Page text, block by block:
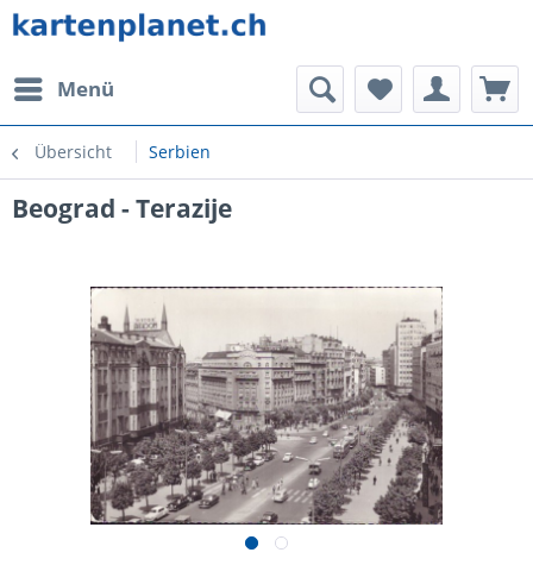
Menü
Übersicht Serbien
Beograd - Terazije